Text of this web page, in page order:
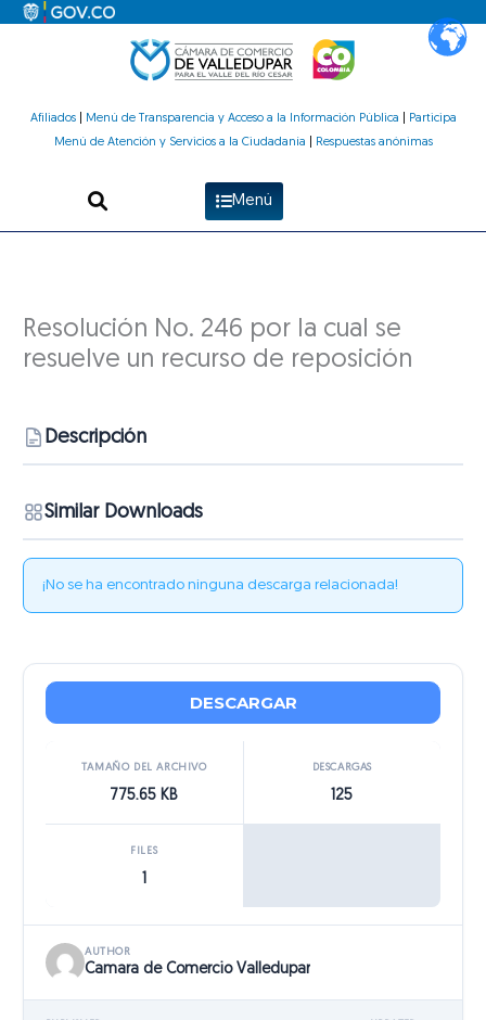
Afiliados| Menú de Transparencia y Acceso a la Información Pública
Participa
Menú de Atención y Servicios a la Ciudadanía
Respuestas anónimas
Menú
Resolución No. 246 por la cual se
resuelve un recurso de reposición
Descripción
Similar Downloads
¡No se ha encontrado ninguna descarga relacionada!
DESCARGAR
TAMAÑO DEL ARCHIVO
775.65 KB
DESCARGAS
125
FILES
AUTHOR
Camara de Comercio Valledupar